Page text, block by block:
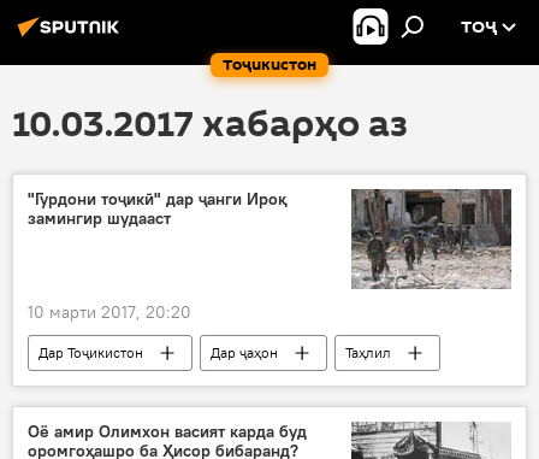
Тоҷикистон
ТОҶ
10.03.2017 хабарҳо аз
"Гурдони тоҷикӣ" дар ҷанги Ироқ
замингир шудааст
10 марти 2017, 20:20
Дар Тоҷикистон Дар ҷаҳон
Таҳлил
Тоҷикистон-Сурия-Ироқ
Гулмурод Ҳалимов
Александр Храмчихин
Парвиз Расулов
Оё амир Олимхон васият карда буд
оромгоҳашро ба Ҳисор бибаранд?